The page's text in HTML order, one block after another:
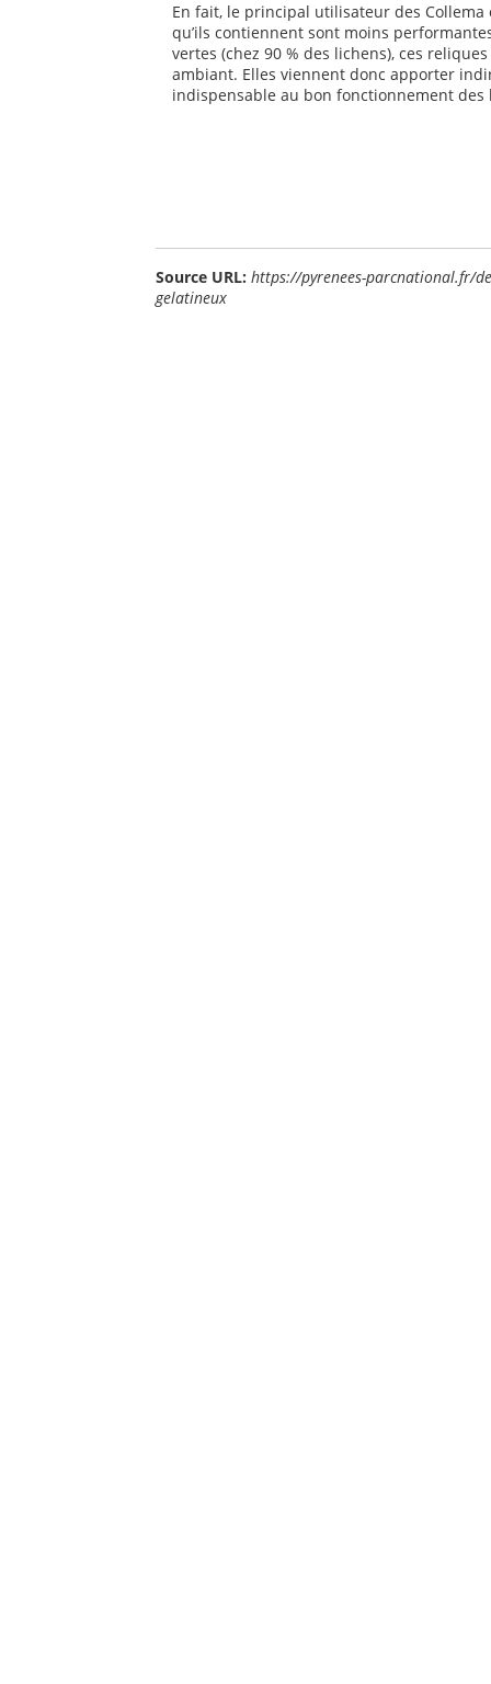
En fait, le principal utilisateur des
qu’ils contiennent sont moins
vertes (chez 90 % des lichens), ces
ambiant. Elles viennent donc apporter
indispensable au bon fonctionnement des
Source URL: https://pyrenees-parcnational.fr/
gelatineux